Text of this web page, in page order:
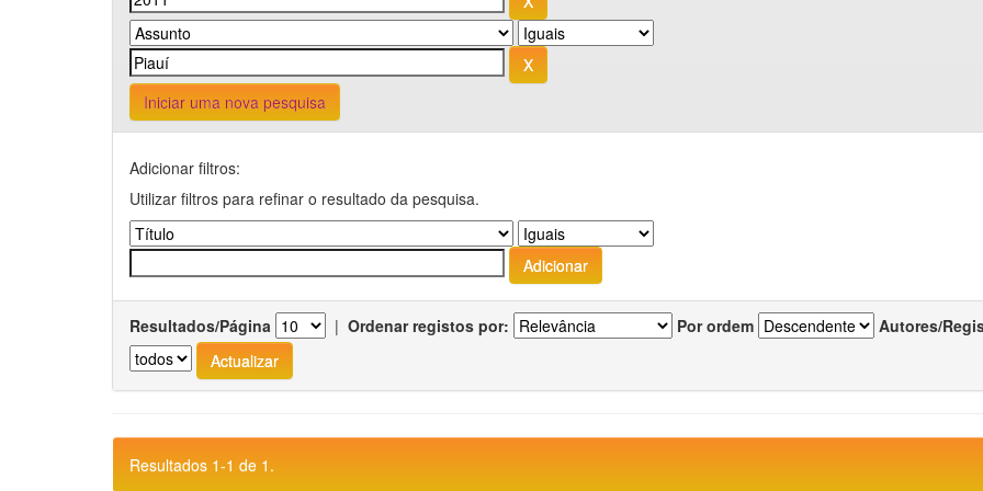
Iniciar uma nova pesquisa
Adicionar filtros:
Utilizar filtros para refinar o resultado da pesquisa.
Resultados/Página | Ordenar registos por: Por ordem Autores/
Resultados 1-1 de 1.